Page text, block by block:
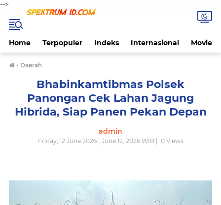
-->
Home Terpopuler Indeks Internasional Movie
› Daerah
Bhabinkamtibmas Polsek
Panongan Cek Lahan Jagung
Hibrida, Siap Panen Pekan Depan
admin
Friday, 12 June 2026 | June 12, 2026 WIB | 0Views